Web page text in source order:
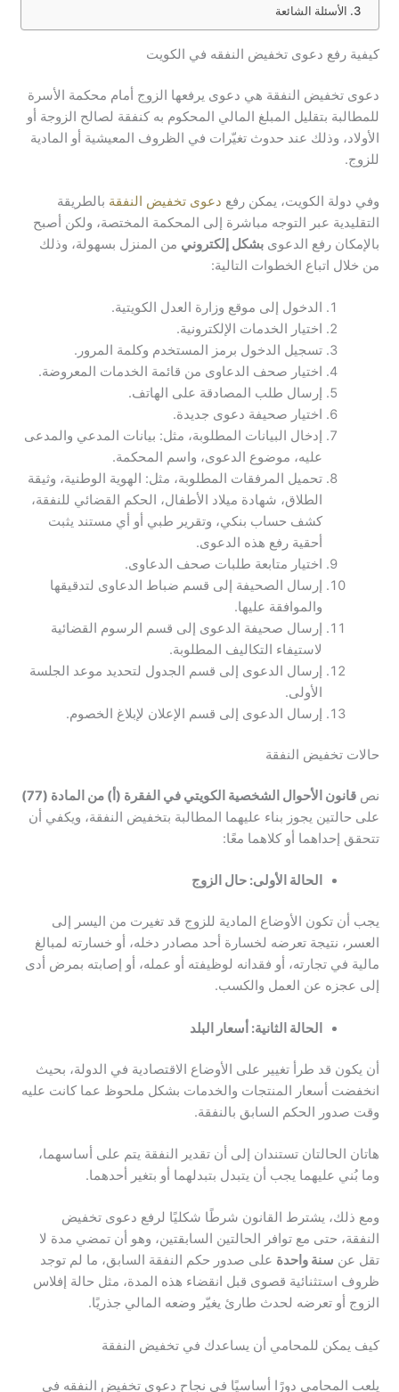
الأسئلة الشائعة
كيفية رفع دعوى تخفيض النفقه في الكويت
دعوى تخفيض النفقة هي دعوى يرفعها الزوج أمام محكمة الأسرة
للمطالبة بتقليل المبلغ المالي المحكوم به كنفقة لصالح الزوجة أو
الأولاد، وذلك عند حدوث تغيّرات في الظروف المعيشية أو المادية
للزوج.
وفي دولة الكويت، يمكن رفع دعوى تخفيض النفقة بالطريقة
التقليدية عبر التوجه مباشرة إلى المحكمة المختصة، ولكن أصبح
بالإمكان رفع الدعوىبشكل إلكتروني من المنزل بسهولة، وذلك
من خلال اتباع الخطوات التالية:
الدخول إلى موقع وزارة العدل الكويتية.
اختيار الخدمات الإلكترونية.
تسجيل الدخول برمز المستخدم وكلمة المرور.
اختيار صحف الدعاوى من قائمة الخدمات المعروضة.
إرسال طلب المصادقة على الهاتف.
اختيار صحيفة دعوى جديدة.
إدخال البيانات المطلوبة، مثل: بيانات المدعي والمدعى
عليه، موضوع الدعوى، واسم المحكمة.
تحميل المرفقات المطلوبة، مثل: الهوية الوطنية، وثيقة
الطلاق، شهادة ميلاد الأطفال، الحكم القضائي للنفقة،
كشف حساب بنكي، وتقرير طبي أو أي مستند يثبت
أحقية رفع هذه الدعوى.
اختيار متابعة طلبات صحف الدعاوى.
إرسال الصحيفة إلى قسم ضباط الدعاوى لتدقيقها
والموافقة عليها.
إرسال صحيفة الدعوى إلى قسم الرسوم القضائية
لاستيفاء التكاليف المطلوبة.
إرسال الدعوى إلى قسم الجدول لتحديد موعد الجلسة
الأولى.
إرسال الدعوى إلى قسم الإعلان لإبلاغ الخصوم.
حالات تخفيض النفقة
نصقانون الأحوال الشخصية الكويتي في الفقرة (أ) من المادة (77)
على حالتين يجوز بناء عليهما المطالبة بتخفيض النفقة، ويكفي أن
تتحقق إحداهما أو كلاهما معًا:
الحالة الأولى: حال الزوج
يجب أن تكون الأوضاع المادية للزوج قد تغيرت من اليسر إلى
العسر، نتيجة تعرضه لخسارة أحد مصادر دخله، أو خسارته لمبالغ
مالية في تجارته، أو فقدانه لوظيفته أو عمله، أو إصابته بمرض أدى
إلى عجزه عن العمل والكسب.
الحالة الثانية: أسعار البلد
أن يكون قد طرأ تغيير على الأوضاع الاقتصادية في الدولة، بحيث
انخفضت أسعار المنتجات والخدمات بشكل ملحوظ عما كانت عليه
وقت صدور الحكم السابق بالنفقة.
هاتان الحالتان تستندان إلى أن تقدير النفقة يتم على أساسهما،
وما بُني عليهما يجب أن يتبدل بتبدلهما أو بتغير أحدهما.
ومع ذلك، يشترط القانون شرطًا شكليًا لرفع دعوى تخفيض
النفقة، حتى مع توافر الحالتين السابقتين، وهو أن تمضي مدة لا
تقل عن سنة واحدة على صدور حكم النفقة السابق، ما لم توجد
ظروف استثنائية قصوى قبل انقضاء هذه المدة، مثل حالة إفلاس
الزوج أو تعرضه لحدث طارئ يغيّر وضعه المالي جذريًا.
كيف يمكن للمحامي أن يساعدك في تخفيض النفقة
يلعب المحامي دورًا أساسيًا في نجاح دعوى تخفيض النفقه في